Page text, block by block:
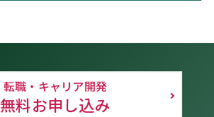
転職・キャリア開発
無料お申し込み